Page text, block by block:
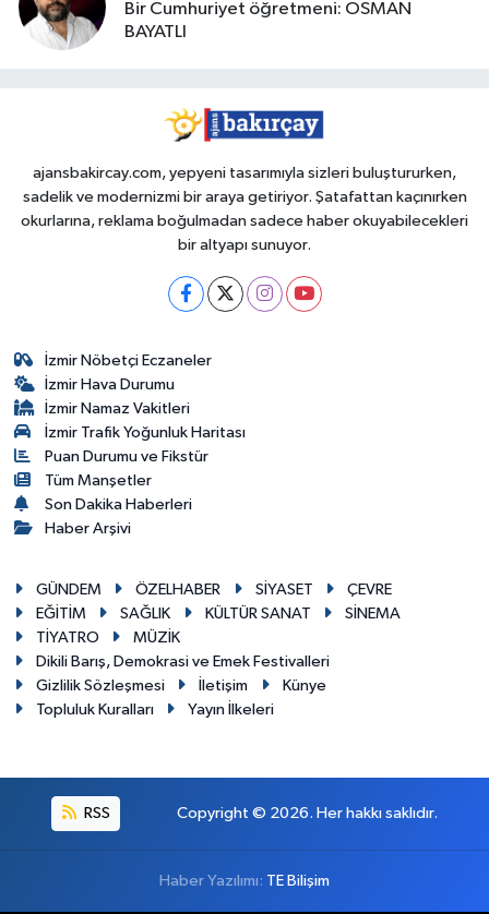
Bir Cumhuriyet öğretmeni: OSMAN
BAYATLI
ajansbakircay.com, yepyeni tasarımıyla sizleri buluştururken,
sadelik ve modernizmi bir araya getiriyor. Şatafattan kaçınırken
okurlarına, reklama boğulmadan sadece haber okuyabilecekleri
bir altyapı sunuyor.
İzmir Nöbetçi Eczaneler
İzmir Hava Durumu
İzmir Namaz Vakitleri
İzmir Trafik Yoğunluk Haritası
Puan Durumu ve Fikstür
Tüm Manşetler
Son Dakika Haberleri
Haber Arşivi
GÜNDEM ÖZELHABER SİYASET
ÇEVRE
EĞİTİM
SAĞLIK KÜLTÜR SANAT
SİNEMA
TİYATRO
MÜZİK
Dikili Barış, Demokrasi ve Emek Festivalleri
Gizlilik Sözleşmesi
İletişim
Künye
Topluluk Kuralları
Yayın İlkeleri
RSS Copyright © 2026. Her hakkı saklıdır.
Haber Yazılımı: TE Bilişim